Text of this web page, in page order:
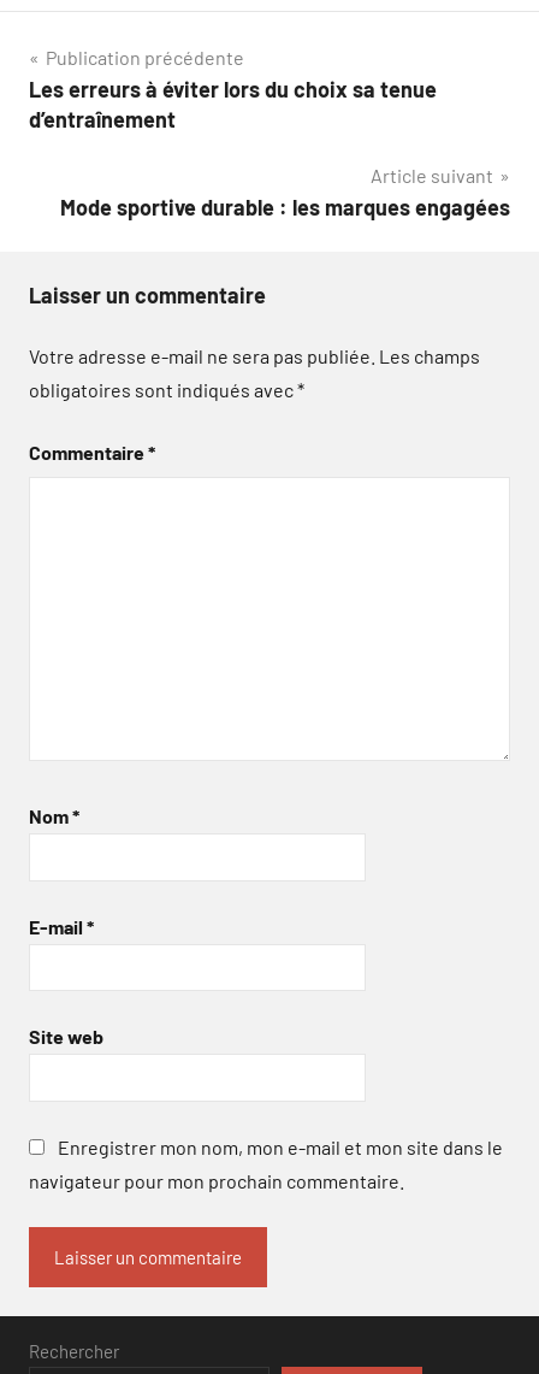
Navigation
de
Publication précédente
Les erreurs à éviter lors du choix sa tenue
d’entraînement
Article suivant
Mode sportive durable : les marques engagées
Laisser un commentaire
Votre adresse e-mail ne sera pas publiée. Les champs
obligatoires sont indiqués avec*
Commentaire*
Nom*
E-mail *
Site web
Enregistrer mon nom, mon e-mail et mon site dans le
navigateur pour mon prochain commentaire.
Rechercher